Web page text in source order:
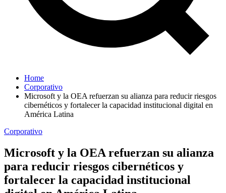
Home
Corporativo
Microsoft y la OEA refuerzan su alianza para reducir riesgos
cibernéticos y fortalecer la capacidad institucional digital en
América Latina
Corporativo
Microsoft y la OEA refuerzan su alianza
para reducir riesgos cibernéticos y
fortalecer la capacidad institucional